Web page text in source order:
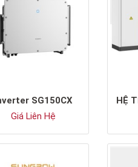
SG150CX
Giá Liên Hệ